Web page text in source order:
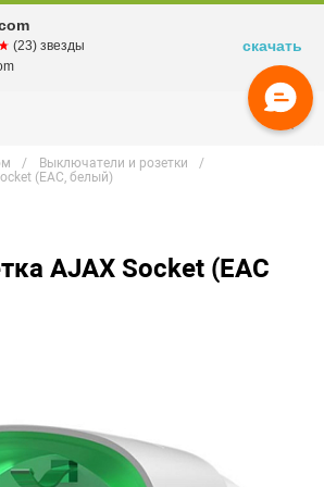
Выключатели и розетки
(EAC, белый)
AJAX Socket (EAC
(23) звезды
скачать